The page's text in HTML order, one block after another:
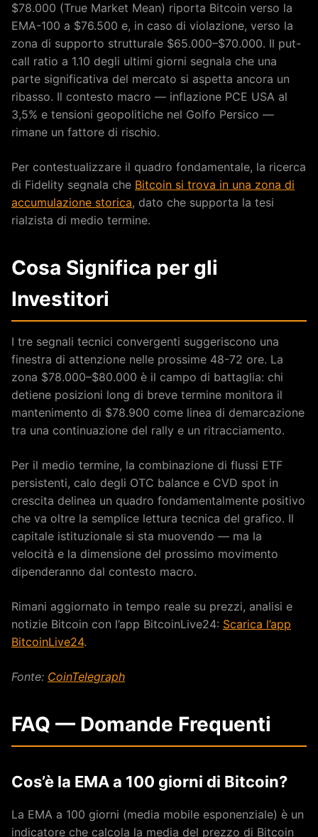
$78.000 (True Market Mean) riporta Bitcoin verso la
EMA-100 a $76.500 e, in caso di violazione, verso la
zona di supporto strutturale $65.000–$70.000. Il put-
call ratio a 1.10 degli ultimi giorni segnala che una
parte significativa del mercato si aspetta ancora un
ribasso. Il contesto macro — inflazione PCE USA al
3,5% e tensioni geopolitiche nel Golfo Persico —
rimane un fattore di rischio.
Per contestualizzare il quadro fondamentale, la ricerca
di Fidelity segnala che Bitcoin si trova in una zona di
accumulazione storica, dato che supporta la tesi
rialzista di medio termine.
Cosa Significa per gli
Investitori
I tre segnali tecnici convergenti suggeriscono una
finestra di attenzione nelle prossime 48-72 ore. La
zona $78.000–$80.000 è il campo di battaglia: chi
detiene posizioni long di breve termine monitora il
mantenimento di $78.900 come linea di demarcazione
tra una continuazione del rally e un ritracciamento.
Per il medio termine, la combinazione di flussi ETF
persistenti, calo degli OTC balance e CVD spot in
crescita delinea un quadro fondamentalmente positivo
che va oltre la semplice lettura tecnica del grafico. Il
capitale istituzionale si sta muovendo — ma la
velocità e la dimensione del prossimo movimento
dipenderanno dal contesto macro.
Rimani aggiornato in tempo reale su prezzi, analisi e
notizie Bitcoin con l’app BitcoinLive24: Scarica l’app
BitcoinLive24.
Fonte: CoinTelegraph
FAQ — Domande Frequenti
Cos’è la EMA a 100 giorni di Bitcoin?
La EMA a 100 giorni (media mobile esponenziale) è un
indicatore che calcola la media del prezzo di Bitcoin